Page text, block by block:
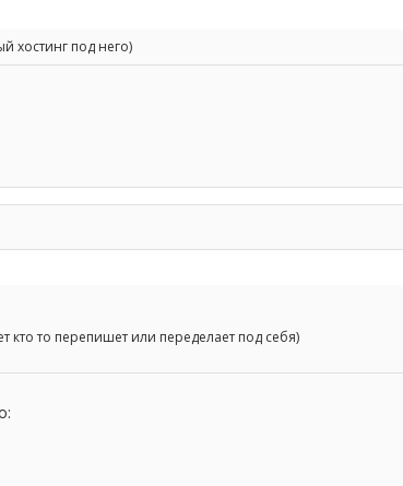
хостинг под него)
кто то перепишет или переделает под себя)